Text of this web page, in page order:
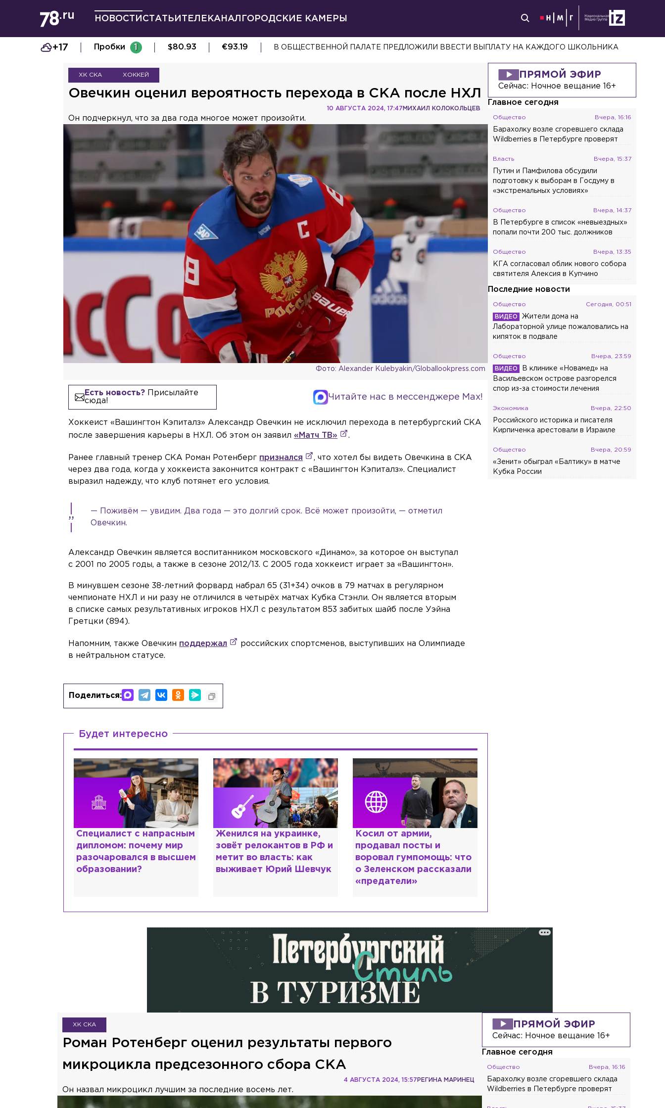
НОВОСТИ СТАТЬИ ТЕЛЕКАНАЛ ГОРОДСКИЕ КАМЕРЫ
+17 Пробки 1 $80.93 €93.19 В ОБЩЕСТВЕННОЙ ПАЛАТЕ ПРЕДЛОЖИЛИ ВВЕСТИ ВЫПЛАТУ НА КАЖДОГО ШКОЛЬНИКА
ХК СКА ХОККЕЙ
Овечкин оценил вероятность перехода в СКА после НХЛ
МИХАИЛ КОЛОКОЛЬЦЕВ
10 АВГУСТА 2024, 17:47
Он подчеркнул, что за два года многое может произойти.
Фото: Alexander Kulebyakin/Globallookpress.com
Есть новость?Присылайте
сюда!
Читайте нас в мессенджере Max!
Хоккеист «Вашингтон Кэпиталз» Александр Овечкин не исключил перехода в петербургский СКА
после завершения карьеры в НХЛ. Об этом он заявил«Матч ТВ» .
Ранее главный тренер СКА Роман Ротенберг признался
, что хотел бы видеть Овечкина в СКА
через два года, когда у хоккеиста закончится контракт с «Вашингтон Кэпиталз». Специалист
выразил надежду, что клуб потянет его условия.
— Поживём — увидим. Два года — это долгий срок. Всё может произойти, — отметил
Овечкин.
Александр Овечкин является воспитанником московского «Динамо», за которое он выступал
с 2001 по 2005 годы, а также в сезоне 2012/13. С 2005 года хоккеист играет за «Вашингтон».
В минувшем сезоне 38-летний форвард набрал 65 (31+34) очков в 79 матчах в регулярном
чемпионате НХЛ и ни разу не отличился в четырёх матчах Кубка Стэнли. Он является вторым
в списке самых результативных игроков НХЛ с результатом 853 забитых шайб после Уэйна
Гретцки (894).
Напомним, также Овечкин поддержал
российских спортсменов, выступивших на Олимпиаде
в нейтральном статусе.
Поделиться:
Будет интересно
Специалист с напрасным
дипломом: почему мир
разочаровался в высшем
образовании?
Женился на украинке,
зовёт релокантов в РФ и
метит во власть: как
выживает Юрий Шевчук
Косил от армии,
продавал посты и
воровал гумпомощь: что
о Зеленском рассказали
«предатели»
ПРЯМОЙ ЭФИР
Сейчас: Ночное вещание 16+
Главное сегодня
Общество Вчера, 16:16
Барахолку возле сгоревшего склада
Wildberries в Петербурге проверят
Власть Вчера, 15:37
Путин и Памфилова обсудили
подготовку к выборам в Госдуму в
«экстремальных условиях»
Общество Вчера, 14:37
В Петербурге в список «невыездных»
попали почти 200 тыс. должников
Общество Вчера, 13:35
КГА согласовал облик нового собора
святителя Алексия в Купчино
Последние новости
Общество Сегодня, 00:51
Жители дома на
Лабораторной улице пожаловались на
кипяток в подвале
Общество Вчера, 23:59
В клинике «Новамед» на
Васильевском острове разгорелся
спор из-за стоимости лечения
Экономика Вчера, 22:50
Российского историка и писателя
Кирпиченка арестовали в Израиле
Общество Вчера, 20:59
«Зенит» обыграл «Балтику» в матче
Кубка России
ХК СКА
Роман Ротенберг оценил результаты первого
микроцикла предсезонного сбора СКА
РЕГИНА МАРИНЕЦ
4 АВГУСТА 2024, 15:57
Он назвал микроцикл лучшим за последние восемь лет.
ПРЯМОЙ ЭФИР
Сейчас: Ночное вещание 16+
Главное сегодня
Общество Вчера, 16:16
Барахолку возле сгоревшего склада
Wildberries в Петербурге проверят